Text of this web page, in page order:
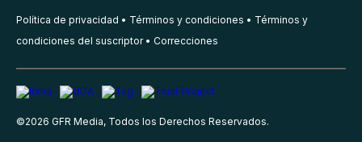
Política de privacidad Términos y condiciones
Términos y
condiciones del suscriptor
Correcciones
©2026 GFR Media, Todos los Derechos Reservados.